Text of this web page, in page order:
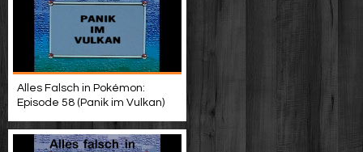
Alles Falsch in Pokémon:
Episode 58 (Panik im Vulkan)